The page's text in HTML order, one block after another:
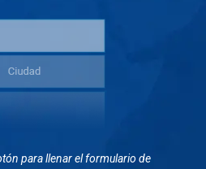
para llenar el formulario de